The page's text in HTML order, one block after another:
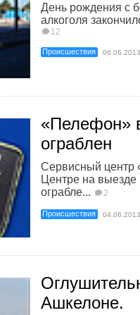
День рождения с
алкоголя
12
Происшествия 06.06.2013
«Пелефон»
ограблен
Сервисный центр
Центре на
ограбле...
2
Происшествия 04.06.2013
Ашкелоне.